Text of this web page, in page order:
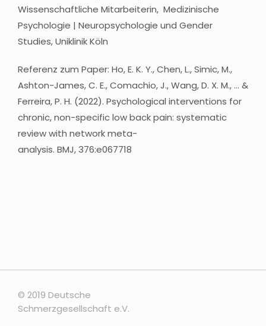
Wissenschaftliche Mitarbeiterin, Medizinische
Psychologie | Neuropsychologie und Gender
Studies, Uniklinik Köln
Referenz zum Paper: Ho, E. K. Y., Chen, L., Simic, M.,
Ashton-James, C. E., Comachio, J., Wang, D. X. M., ... &
Ferreira, P. H. (2022). Psychological interventions for
chronic, non-specific low back pain: systematic
review with network meta-
analysis. BMJ, 376:e067718
© 2019 Deutsche
Schmerzgesellschaft e.V.